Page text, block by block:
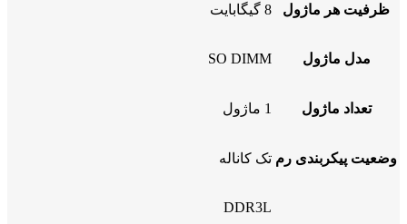
ظرفیت هر ماژول 8 گیگابایت
مدل ماژول SO DIMM
تعداد ماژول 1 ماژول
وضعیت پیکربندی رم تک کاناله
DDR3L